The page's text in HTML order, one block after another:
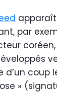
par
coup
»